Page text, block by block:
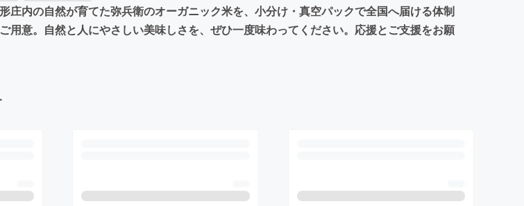
庄内の自然が育てた弥兵衛のオーガニック米を、小分け・真空パックで全国へ届ける体制
用意。自然と人にやさしい美味しさを、ぜひ一度味わってください。応援とご支援をお願